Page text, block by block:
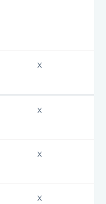
x
x
x
x